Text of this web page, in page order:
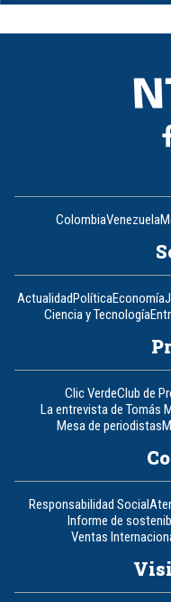
8
ColombiaVenezuela
ActualidadPolíticaEconomía
Ciencia y Tecnología
Clic VerdeClub de
La entrevista de Tomás
Mesa de periodistas
Responsabilidad Social
Informe de
Ventas